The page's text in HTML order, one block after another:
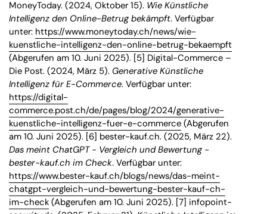
MoneyToday. (2024, Oktober 15). Wie Künstliche
Intelligenz den Online-Betrug bekämpft. Verfügbar
unter: https://www.moneytoday.ch/news/wie-
kuenstliche-intelligenz-den-online-betrug-bekaempft
(Abgerufen am 10. Juni 2025). [5] Digital-Commerce –
Die Post. (2024, März 5). Generative Künstliche
Intelligenz für E-Commerce. Verfügbar unter:
https://digital-
commerce.post.ch/de/pages/blog/2024/generative-
kuenstliche-intelligenz-fuer-e-commerce (Abgerufen
am 10. Juni 2025). [6] bester-kauf.ch. (2025, März 22).
Das meint ChatGPT - Vergleich und Bewertung -
bester-kauf.ch im Check. Verfügbar unter:
https://www.bester-kauf.ch/blogs/news/das-meint-
chatgpt-vergleich-und-bewertung-bester-kauf-ch-
im-check (Abgerufen am 10. Juni 2025). [7] infopoint-